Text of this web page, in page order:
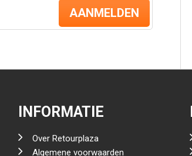
AANMELDEN
INFORMATIE
Over Retourplaza
Algemene voorwaarden